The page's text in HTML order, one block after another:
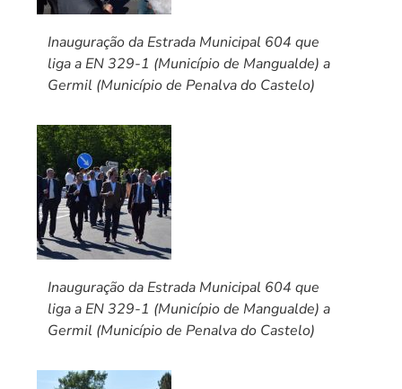
Inauguração da Estrada Municipal 604 que
liga a EN 329-1 (Município de Mangualde) a
Germil (Município de Penalva do Castelo)
Inauguração da Estrada Municipal 604 que
liga a EN 329-1 (Município de Mangualde) a
Germil (Município de Penalva do Castelo)